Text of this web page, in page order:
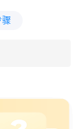
险